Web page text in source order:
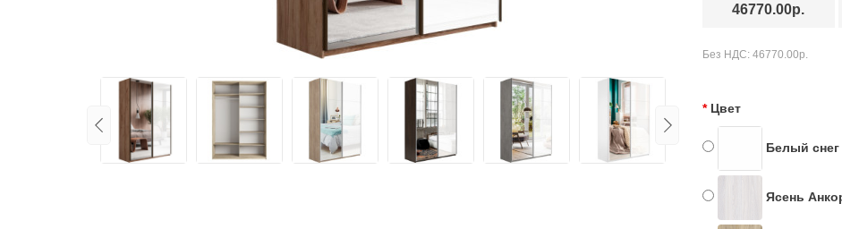
46770.00р.
Без НДС: 46770.00р.
Цвет
Белый снег
Ясень